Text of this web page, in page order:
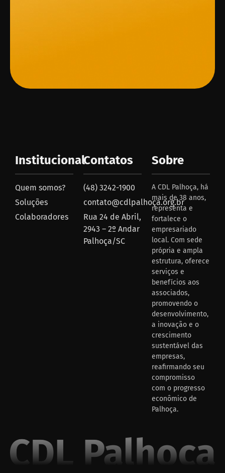
Institucional
Quem somos?
Soluções
Colaboradores
Contatos
(48) 3242-1900
contato@cdlpalhoça.org.br
Rua 24 de Abril,
2943 – 2º Andar
Palhoça/SC
Sobre
A CDL Palhoça, há
mais de 38 anos,
representa e
fortalece o
empresariado
local. Com sede
própria e ampla
estrutura, oferece
serviços e
benefícios aos
associados,
promovendo o
desenvolvimento,
a inovação e o
crescimento
sustentável das
empresas,
reafirmando seu
compromisso
com o progresso
econômico de
Palhoça.